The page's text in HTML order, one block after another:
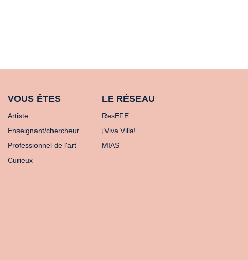
VOUS ÊTES
Artiste
Enseignant/chercheur
Professionnel de l'art
Curieux
LE RÉSEAU
ResEFE
¡Viva Villa!
MIAS